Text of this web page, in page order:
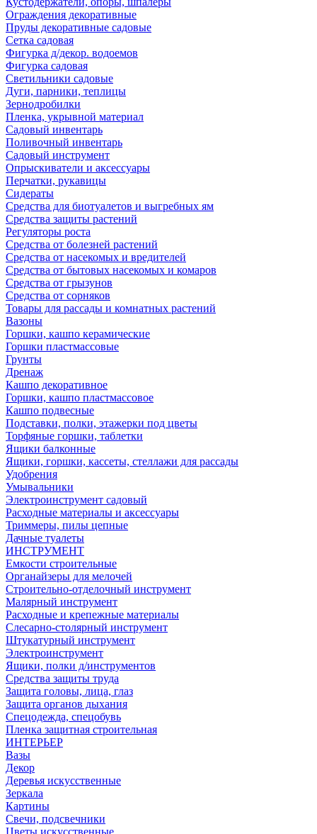
Ограждения декоративные
Пруды декоративные садовые
Сетка садовая
Фигурка д/декор. водоемов
Фигурка садовая
Светильники садовые
Дуги, парники, теплицы
Зернодробилки
Пленка, укрывной материал
Садовый инвентарь
Поливочный инвентарь
Садовый инструмент
Опрыскиватели и аксессуары
Перчатки, рукавицы
Сидераты
Средства для биотуалетов и выгребных ям
Средства защиты растений
Регуляторы роста
Средства от болезней растений
Средства от насекомых и вредителей
Средства от бытовых насекомых и комаров
Средства от грызунов
Средства от сорняков
Товары для рассады и комнатных растений
Вазоны
Горшки, кашпо керамические
Горшки пластмассовые
Грунты
Дренаж
Кашпо декоративное
Горшки, кашпо пластмассовое
Кашпо подвесные
Подставки, полки, этажерки под цветы
Торфяные горшки, таблетки
Ящики балконные
Ящики, горшки, кассеты, стеллажи для рассады
Удобрения
Умывальники
Электроинструмент садовый
Расходные материалы и аксессуары
Триммеры, пилы цепные
Дачные туалеты
ИНСТРУМЕНТ
Емкости строительные
Органайзеры для мелочей
Строительно-отделочный инструмент
Малярный инструмент
Расходные и крепежные материалы
Слесарно-столярный инструмент
Штукатурный инструмент
Электроинструмент
Ящики, полки д/инструментов
Средства защиты труда
Защита головы, лица, глаз
Защита органов дыхания
Спецодежда, спецобувь
Пленка защитная строительная
ИНТЕРЬЕР
Вазы
Декор
Деревья искусственные
Зеркала
Картины
Свечи, подсвечники
Цветы искусственные